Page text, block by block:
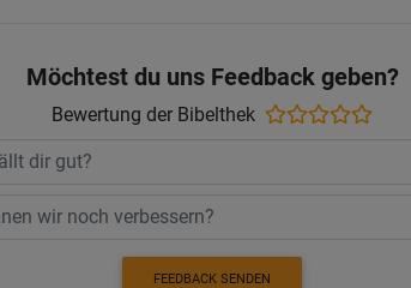
Möchtest du uns Feedback geben?
Bewertung der Bibelthek
FEEDBACK SENDEN